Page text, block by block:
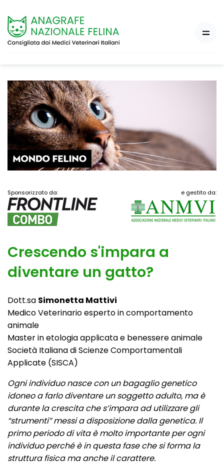
Sponsorizzato da: e gestito da:
Crescendo s'impara a
diventare un gatto?
Dott.sa Simonetta Mattivi
Medico Veterinario esperto in comportamento
animale
Master in etologia applicata e benessere animale
Società Italiana di Scienze Comportamentali
Applicate (SISCA)
Ogni individuo nasce con un bagaglio genetico
idoneo a farlo diventare un soggetto adulto, ma è
durante la crescita che s’impara ad utilizzare gli
“strumenti” messi a disposizione dalla genetica. Il
primo periodo di vita è molto importante per ogni
individuo perché è in questa fase che si forma la
struttura fisica ma anche il carattere.